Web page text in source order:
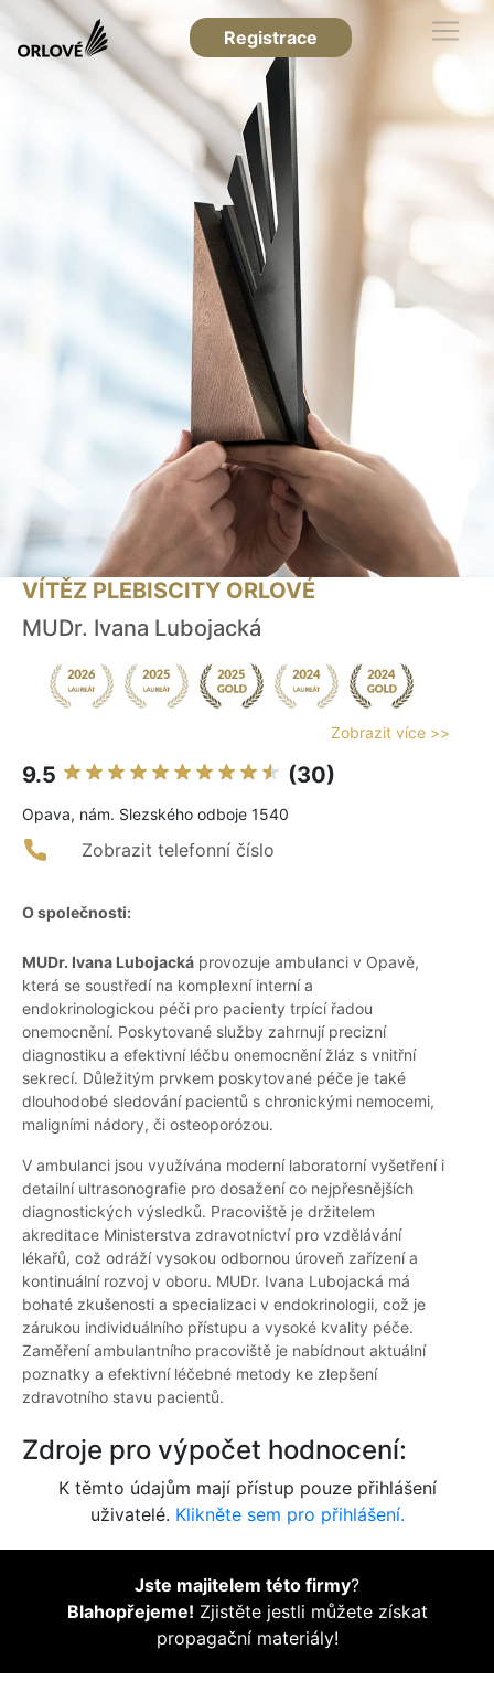
Registrace
VÍTĚZ PLEBISCITY ORLOVÉ
MUDr. Ivana Lubojacká
Zobrazit více >>
9.5 (30)
Opava, nám. Slezského odboje 1540
Zobrazit telefonní číslo
O společnosti:
MUDr. Ivana Lubojacká provozuje ambulanci v Opavě,
která se soustředí na komplexní interní a
endokrinologickou péči pro pacienty trpící řadou
onemocnění. Poskytované služby zahrnují precizní
diagnostiku a efektivní léčbu onemocnění žláz s vnitřní
sekrecí. Důležitým prvkem poskytované péče je také
dlouhodobé sledování pacientů s chronickými nemocemi,
maligními nádory, či osteoporózou.
V ambulanci jsou využívána moderní laboratorní vyšetření i
detailní ultrasonografie pro dosažení co nejpřesnějších
diagnostických výsledků. Pracoviště je držitelem
akreditace Ministerstva zdravotnictví pro vzdělávání
lékařů, což odráží vysokou odbornou úroveň zařízení a
kontinuální rozvoj v oboru. MUDr. Ivana Lubojacká má
bohaté zkušenosti a specializaci v endokrinologii, což je
zárukou individuálního přístupu a vysoké kvality péče.
Zaměření ambulantního pracoviště je nabídnout aktuální
poznatky a efektivní léčebné metody ke zlepšení
zdravotního stavu pacientů.
Zdroje pro výpočet hodnocení:
K těmto údajům mají přístup pouze přihlášení
uživatelé. Klikněte sem pro přihlášení.
Jste majitelem této firmy?
Blahopřejeme! Zjistěte jestli můžete získat
propagační materiály!